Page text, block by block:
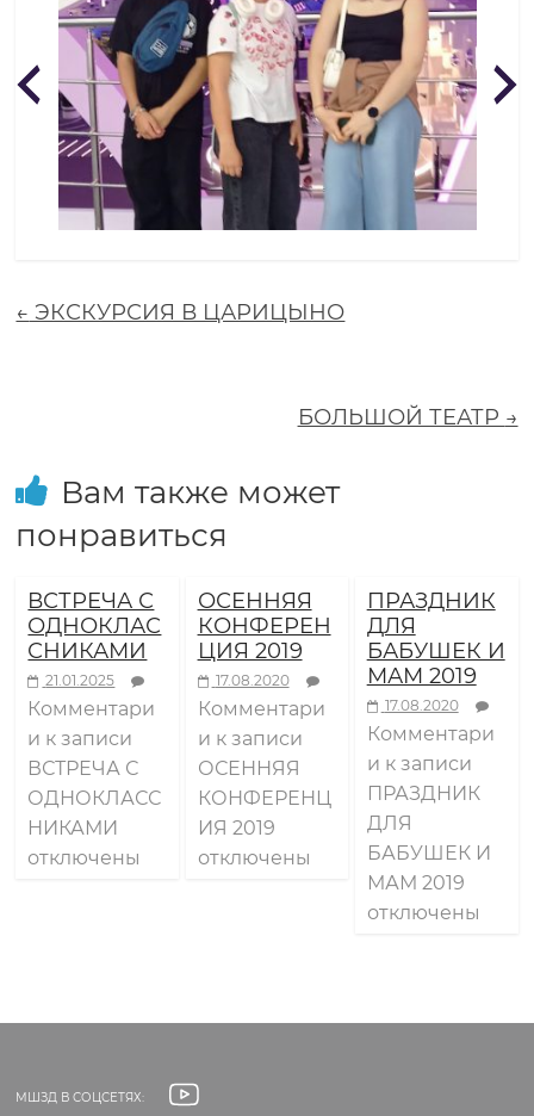
о
з
т
р
а
ш
н
е
г
д
н
← ЭКСКУРСИЯ В ЦАРИЦЫНО
БОЛЬШОЙ ТЕАТР →
Вам также может
понравиться
ВСТРЕЧА С
ОДНОКЛАС
СНИКАМИ
21.01.2025
Комментари
и к записи
ВСТРЕЧА С
ОДНОКЛАСС
НИКАМИ
отключены
ОСЕННЯЯ
КОНФЕРЕН
ЦИЯ 2019
17.08.2020
Комментари
и к записи
ОСЕННЯЯ
КОНФЕРЕНЦ
ИЯ 2019
отключены
ПРАЗДНИК
ДЛЯ
БАБУШЕК И
МАМ 2019
17.08.2020
Комментари
и к записи
ПРАЗДНИК
ДЛЯ
БАБУШЕК И
МАМ 2019
отключены
МШЗД В СОЦСЕТЯХ: